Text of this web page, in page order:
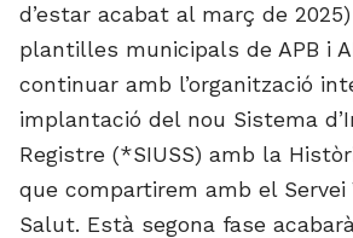
d’estar acabat al març de
plantilles municipals de APB i
continuar amb l’organització
implantació del nou Sistema
Registre (*SIUSS) amb la
que compartirem amb el Servei
Salut. Està segona fase